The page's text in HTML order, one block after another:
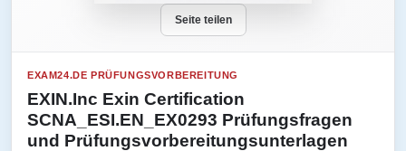
Seite teilen
EXAM24.DE PRÜFUNGSVORBEREITUNG
EXIN.Inc Exin Certification
SCNA_ESI.EN_EX0293 Prüfungsfragen
und Prüfungsvorbereitungsunterlagen